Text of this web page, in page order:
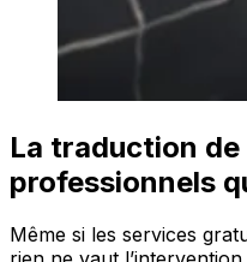
La traduction
professionnels
Même si les services